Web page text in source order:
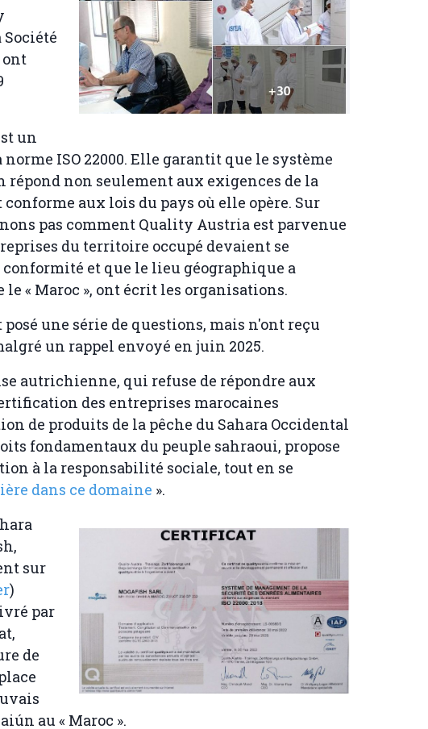
ont
un
ISO 22000. Elle garantit que le système
répond non seulement aux exigences de la
aux lois du pays où elle opère. Sur
pas comment Quality Austria est parvenue
du territoire occupé devaient se
et que le lieu géographique a
« Maroc », ont écrit les organisations.
une série de questions, mais n'ont reçu
un rappel envoyé en juin 2025.
autrichienne, qui refuse de répondre aux
des entreprises marocaines
de produits de la pêche du Sahara Occidental
fondamentaux du peuple sahraoui, propose
à la responsabilité sociale, tout en se
dans ce domaine ».
sur
)
par
de
au « Maroc ».